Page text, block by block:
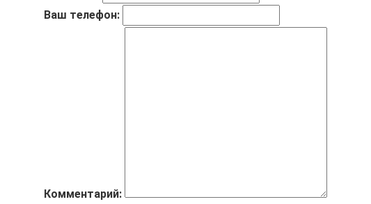
Ваш телефон:
Комментарий: